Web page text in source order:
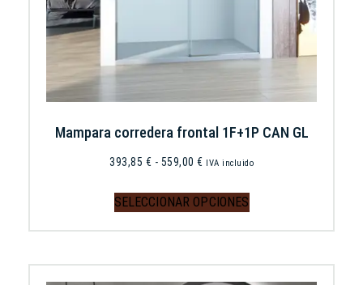
Mampara corredera frontal 1F+1P CAN GL
393,85 € - 559,00 € IVA incluido
SELECCIONAR OPCIONES